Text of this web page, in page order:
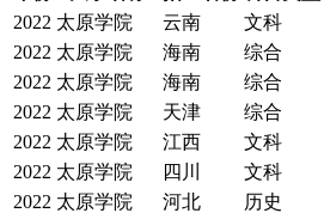
2022 太原学院 云南 文科
2022 太原学院 海南 综合
2022 太原学院 海南 综合
2022 太原学院 天津 综合
2022 太原学院 江西 文科
2022 太原学院 四川 文科
2022 太原学院 河北 历史